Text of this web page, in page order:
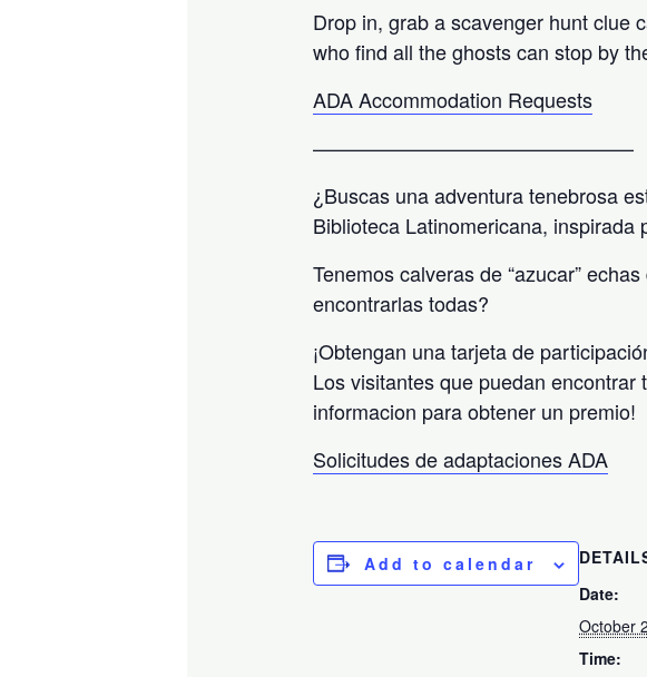
Drop in, grab a scavenger hunt clue
who find all the ghosts can stop by
ADA Accommodation Requests
————————————————
¿Buscas una adventura tenebrosa
Biblioteca Latinomericana, inspirada
Tenemos calveras de “azucar”
encontrarlas todas?
¡Obtengan una tarjeta de
Los visitantes que puedan
informacion para obtener un premio!
Solicitudes de adaptaciones ADA
Add to calendar
Date:
October
Time: